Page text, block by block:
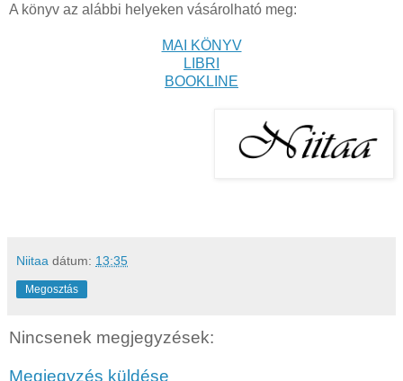
A könyv az alábbi helyeken vásárolható meg:
MAI KÖNYV
LIBRI
BOOKLINE
Niitaa dátum: 13:35
Megosztás
Nincsenek megjegyzések:
Megjegyzés küldése